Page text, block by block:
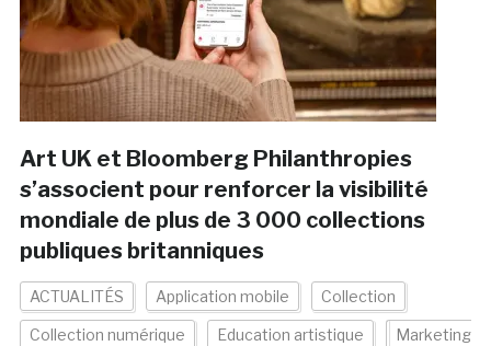
Art UK et Bloomberg Philanthropies
s’associent pour renforcer la visibilité
mondiale de plus de 3 000 collections
publiques britanniques
ACTUALITÉS Application mobile Collection
Collection numérique Education artistique Marketing